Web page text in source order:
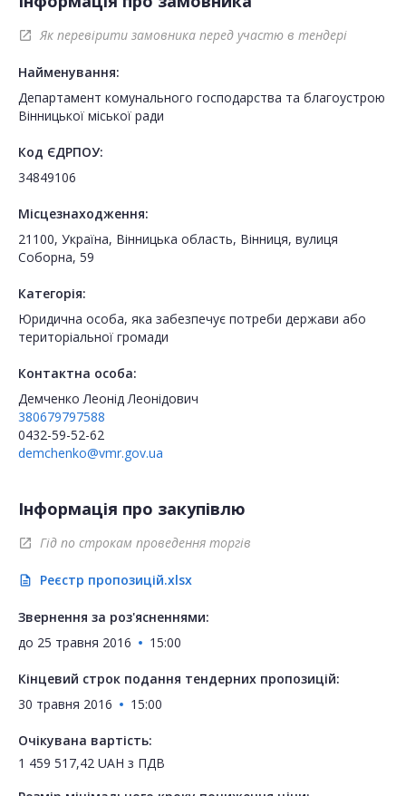
open_in_new Як перевірити замовника перед участю в тендері
Найменування:
Департамент комунального господарства та благоустрою
Вінницької міської ради
Код ЄДРПОУ:
34849106
Місцезнаходження:
21100, Україна, Вінницька область, Вінниця, вулиця
Соборна, 59
Категорія:
Юридична особа, яка забезпечує потреби держави або
територіальної громади
Контактна особа:
Демченко Леонід Леонідович
380679797588
0432-59-52-62
demchenko@vmr.gov.ua
Інформація про закупівлю
open_in_new Гід по строкам проведення торгів
description Реєстр пропозицій.xlsx
Звернення за роз'ясненнями:
до 25 травня 2016 15:00
Кінцевий строк подання тендерних пропозицій:
30 травня 2016
15:00
Очікувана вартість:
1 459 517,42 UAH з ПДВ